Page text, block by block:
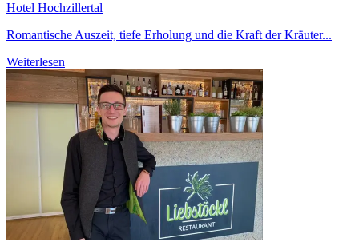
Hotel Hochzillertal
Romantische Auszeit, tiefe Erholung und die Kraft der Kräuter...
Weiterlesen